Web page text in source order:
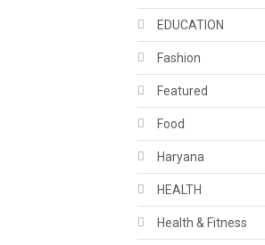
EDUCATION
Fashion
Featured
Food
Haryana
HEALTH
Health & Fitness